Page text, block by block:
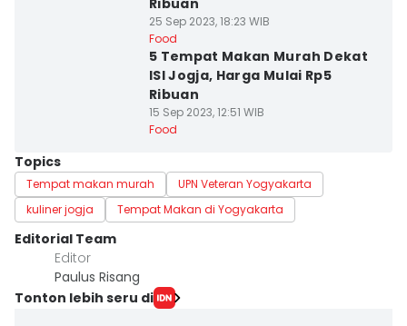
Ribuan
25 Sep 2023, 18:23 WIB
Food
5 Tempat Makan Murah Dekat
ISI Jogja, Harga Mulai Rp5
Ribuan
15 Sep 2023, 12:51 WIB
Food
Topics
Tempat makan murah
UPN Veteran Yogyakarta
kuliner jogja
Tempat Makan di Yogyakarta
Editorial Team
Editor
Paulus Risang
Tonton lebih seru di